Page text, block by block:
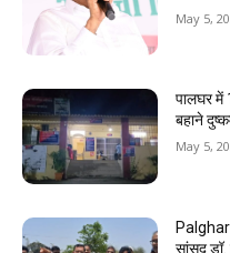
May 5,
पालघर में
बहाने
May 5,
Palghar
सांसद